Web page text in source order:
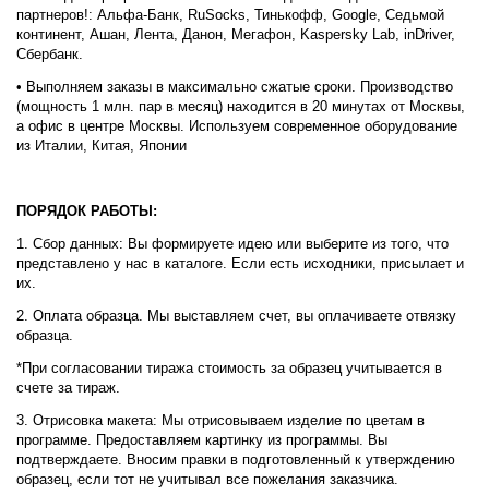
партнеров!: Альфа-Банк, RuSocks, Тинькофф, Google, Седьмой
континент, Ашан, Лента, Данон, Мегафон, Kaspersky Lab, inDriver,
Сбербанк.
• Выполняем заказы в максимально сжатые сроки. Производство
(мощность 1 млн. пар в месяц) находится в 20 минутах от Москвы,
а офис в центре Москвы. Используем современное оборудование
из Италии, Китая, Японии
ПОРЯДОК РАБОТЫ:
1. Сбор данных: Вы формируете идею или выберите из того, что
представлено у нас в каталоге. Если есть исходники, присылает и
их.
2. Оплата образца. Мы выставляем счет, вы оплачиваете отвязку
образца.
*При согласовании тиража стоимость за образец учитывается в
счете за тираж.
3. Отрисовка макета: Мы отрисовываем изделие по цветам в
программе. Предоставляем картинку из программы. Вы
подтверждаете. Вносим правки в подготовленный к утверждению
образец, если тот не учитывал все пожелания заказчика.